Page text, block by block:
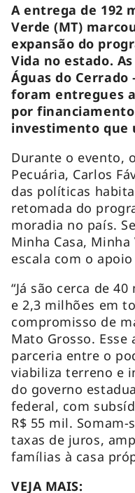
A entrega de 192
Verde (MT)
expansão do
Vida no estado.
Águas do Cerrado
foram entregues
por financiamento
investimento que
Durante o evento,
Pecuária, Carlos
das políticas
retomada do
moradia no país.
Minha Casa,
escala com o
“Já são cerca de
e 2,3 milhões em
compromisso de
Mato Grosso.
parceria entre o
viabiliza terreno e
do governo
federal, com
R$ 55 mil. Somam-
taxas de juros,
famílias à casa
VEJA MAIS: